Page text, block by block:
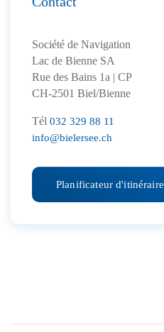
Société de Navigation
Lac de Bienne SA
Rue des Bains 1a | CP
CH-2501 Biel/Bienne
Tél 032 329 88 11
info@bielersee.ch
Planificateur d'itinéraire